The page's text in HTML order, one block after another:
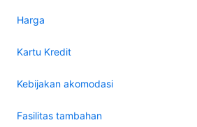
Harga
Kartu Kredit
Kebijakan akomodasi
Fasilitas tambahan